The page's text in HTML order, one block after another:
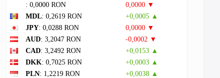
: 0,0000 RON
0,0000 ▼
MDL: 0,2619 RON
+0,0005 ▲
JPY: 0,0288 RON
0,0000 ▼
AUD: 3,2047 RON
-0,0002 ▼
CAD: 3,2492 RON
+0,0153 ▲
DKK: 0,7025 RON
+0,0003 ▲
PLN: 1,2219 RON
+0,0038 ▲